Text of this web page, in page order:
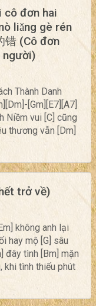
cô đơn hai
liǎng gè rén
错 (Cô đơn
người)
Thành Danh
[Gm][E7][A7]
Niềm vui [C] cũng
thương vẫn [Dm]
trở về)
không anh lại
hay mộ [G] sâu
đây tình [Bm] mặn
khi tình thiếu phút